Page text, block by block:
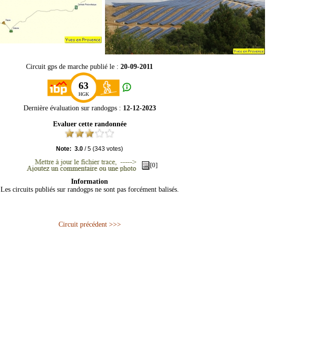
Circuit gps de marche publié le : 20-09-2011
63
HGK
Dernière évaluation sur randogps : 12-12-2023
Evaluer cette randonnée
Note: 3.0 /5 (343 votes)
[0]
Information
Les circuits publiés sur randogps ne sont pas forcément balisés.
Circuit précédent >>>